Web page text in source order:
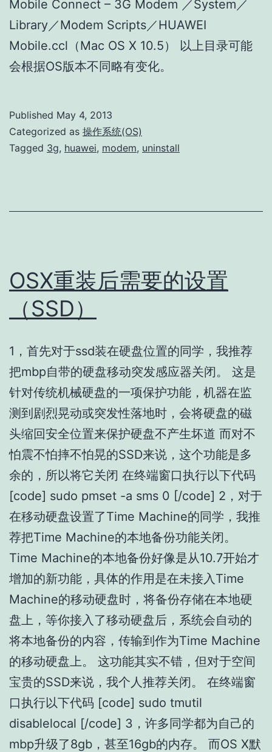
Mobile Connect – 3G Modem ／System／
Library／Modem Scripts／HUAWEI
Mobile.ccl（Mac OS X 10.5） 以上目录可能
会根据OS版本不同略有变化。
Published May 4, 2013
Categorized as 操作系统(OS)
Tagged 3g, huawei, modem, uninstall
OSX重装后需要的设置
（SSD）
1，首先对于ssd装在硬盘位置的同学，我推荐
把mbp自带的硬盘移动突发感应器关闭。 这是
针对传统机械硬盘的一项保护功能，机器在监
测到剧烈晃动或突发性落地时，会将硬盘的磁
头缩回安全位置来保护硬盘不产生坏道 而对不
怕震不怕摔不怕晃的SSD来说，这个功能是多
余的，所以将它关闭 在终端窗口执行以下代码
[code] sudo pmset -a sms 0 [/code] 2，对于
在移动硬盘设置了Time Machine的同学，我推
荐把Time Machine的本地备份功能关闭。
Time Machine的本地备份好像是从10.7开始才
增加的新功能，具体的作用是在未接入Time
Machine的移动硬盘时，将备份存储在本地硬
盘上，等你接入了移动硬盘后，系统会自动的
将本地备份的内容，传输到作为Time Machine
的移动硬盘上。 这功能其实不错，但对于空间
宝贵的SSD来说，我个人推荐关闭。 在终端窗
口执行以下代码 [code] sudo tmutil
disablelocal [/code] 3，许多同学都为自己的
mbp升级了8gb，甚至16gb的内存。 而OS X默